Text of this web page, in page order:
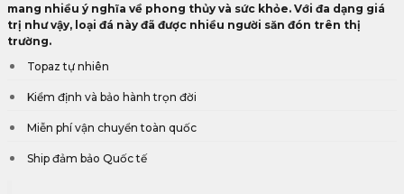
mang nhiều ý nghĩa về phong thủy và sức khỏe. Với đa dạng giá
trị như vậy, loại đá này đã được nhiều người săn đón trên thị
trường.
Topaz tự nhiên
Kiểm định và bảo hành trọn đời
Miễn phí vận chuyển toàn quốc
Ship đảm bảo Quốc tế